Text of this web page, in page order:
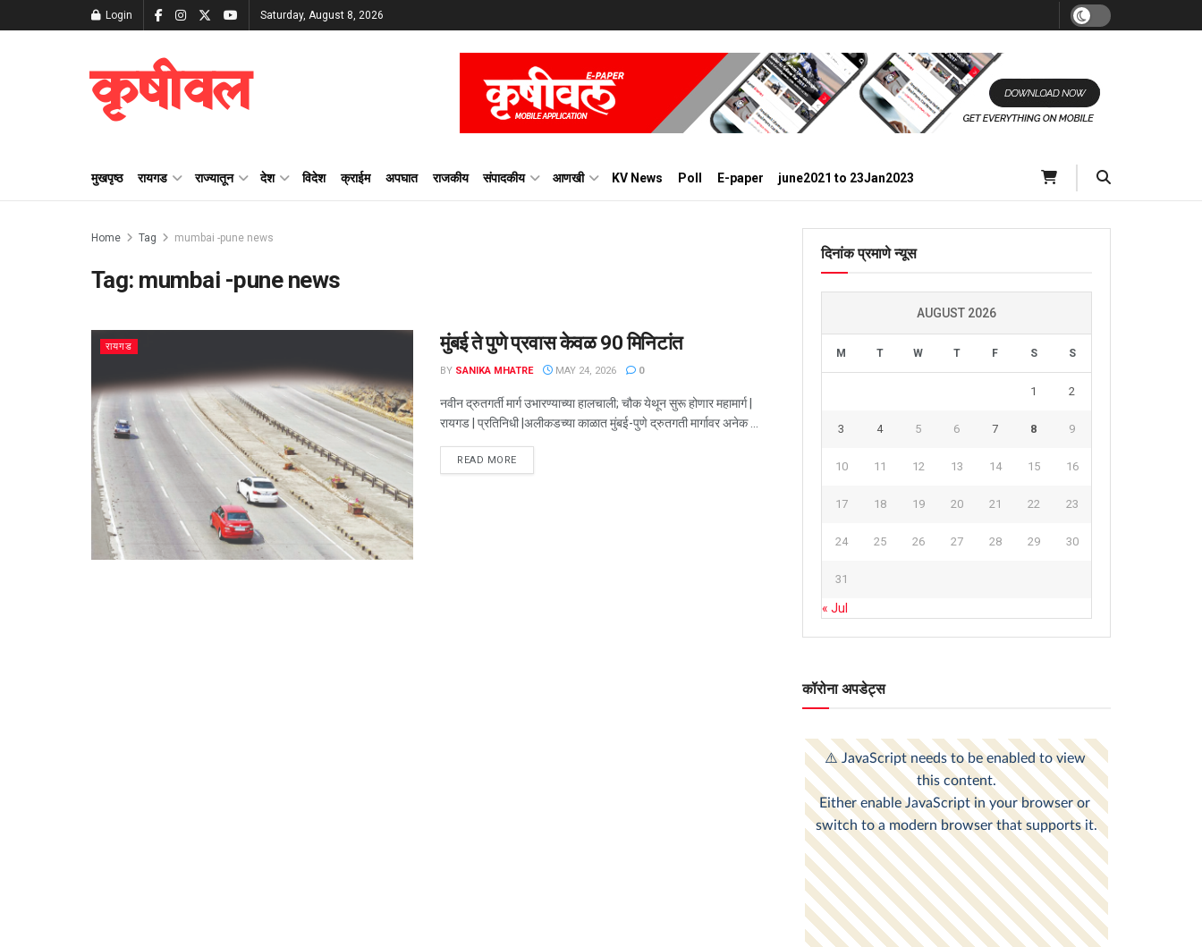
Login Saturday, August 8, 2026
कृषीवल
मुखपृष्ठ रायगड राज्यातून देश विदेश क्राईम अपघात राजकीय संपादकीय आणखी KV News Poll E-paper june2021 to 23Jan2023
Home Tag mumbai -pune news
Tag: mumbai -pune news
रायगड मुंबई ते पुणे प्रवास केवळ 90 मिनिटांत
BY SANIKA MHATRE MAY 24, 2026 0
नवीन द्रुतगर्ती मार्ग उभारण्याच्या हालचाली; चौक येथून सुरू होणार महामार्ग |
रायगड | प्रतिनिधी |अलीकडच्या काळात मुंबई-पुणे द्रुतगती मार्गावर अनेक ...
READ MOREDETAILS
दिनांक प्रमाणे न्यूस
AUGUST 2026
M T W T F S S
1 2
3 4 5 6 7 8 9
10 11 12 13 14 15 16
17 18 19 20 21 22 23
24 25 26 27 28 29 30
31
« Jul
कॉरोना अपडेट्स